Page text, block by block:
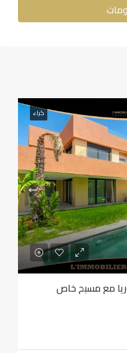
كراء
مع مسبح خاص